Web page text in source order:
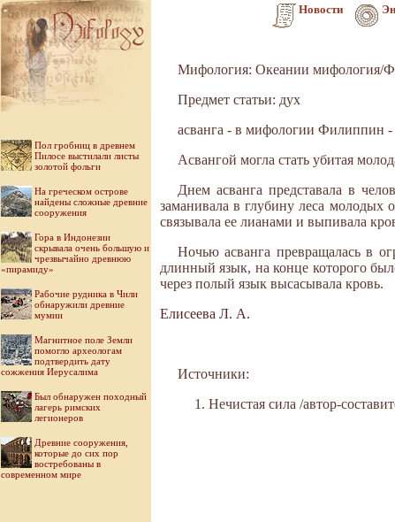
Новости
Пол гробниц в древнем
Пилосе выстилали листы
золотой фольги
На греческом острове
найдены сложные древние
сооружения
Гора в Индонезии
скрывала очень большую и
чрезвычайно древнюю
«пирамиду»
Рабочие рудника в Чили
обнаружили древние
мумии
Магнитное поле Земли
помогло археологам
подтвердить дату
сожжения Иерусалима
Был обнаружен походный
лагерь римских
легионеров
Древние сооружения,
которые до сих пор
востребованы в
современном мире
Мифология: Океании мифология/
Предмет статьи: дух
асванга - в мифологии Филиппин
Асвангой могла стать убитая
Днем асванга представала в
заманивала в глубину леса молодых
связывала ее лианами и выпи­вала
Ночью асванга превращалась в
длинный язык, на конце которого
через полый язык высасывала кровь.
Елисеева Л. А.
Источники:
Нечистая сила /автор-